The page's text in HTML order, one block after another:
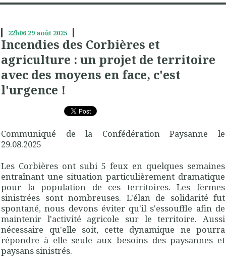
22h06 29 août 2025
Incendies des Corbières et
agriculture : un projet de territoire
avec des moyens en face, c'est
l'urgence !
Communiqué de la Confédération Paysanne le
29.08.2025
Les Corbières ont subi 5 feux en quelques semaines
entraînant une situation particulièrement dramatique
pour la population de ces territoires. Les fermes
sinistrées sont nombreuses. L'élan de solidarité fut
spontané, nous devons éviter qu'il s'essouffle afin de
maintenir l'activité agricole sur le territoire. Aussi
nécessaire qu'elle soit, cette dynamique ne pourra
répondre à elle seule aux besoins des paysannes et
paysans sinistrés.